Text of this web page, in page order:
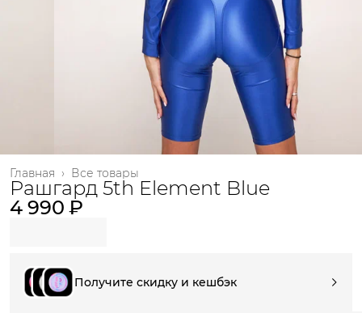
Все товары
Главная ›
Рашгард 5th Element Blue
4 990 ₽
Получите скидку и кешбэк